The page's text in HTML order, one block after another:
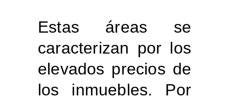
Estas áreas se
caracterizan por los
elevados precios de
los inmuebles. Por